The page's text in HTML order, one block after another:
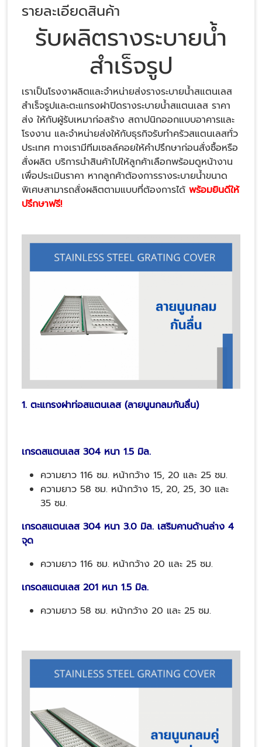
รายละเอียดสินค้า
รับผลิตรางระบายน้ำ
สำเร็จรูป
เราเป็นโรงงาผลิตและจำหน่ายส่งรางระบายน้ำสแตนเลส
สำเร็จรูปและตะแกรงฝาปิดรางระบายน้ำสแตนเลส ราคา
ส่ง ให้กับผู้รับเหมาก่อสร้าง สถาปนิกออกแบบอาคารและ
โรงงาน และจำหน่ายส่งให้กับธุรกิจรับทำครัวสแตนเลสทั่ว
ประเทศ ทางเรามีทีมเซลล์คอยให้คำปรึกษาก่อนสั่งซื้อหรือ
สั่งผลิต บริการนำสินค้าไปให้ลูกค้าเลือกพร้อมดูหน้างาน
เพื่อประเมินราคา หากลูกค้าต้องการรางระบายน้ำขนาด
พิเศษสามารถสั่งผลิตตามแบบที่ต้องการได้ พร้อมยินดีให้
ปรึกษาฟรี!
1. ตะแกรงฝาท่อสแตนเลส (ลายนูนกลมกันลื่น)
เกรดสแตนเลส 304 หนา 1.5 มิล.
ความยาว 116 ซม. หน้ากว้าง 15, 20 และ 25 ซม.
ความยาว 58 ซม. หน้ากว้าง 15, 20, 25, 30 และ
35 ซม.
เกรดสแตนเลส 304 หนา 3.0 มิล. เสริมคานด้านล่าง 4
จุด
ความยาว 116 ซม. หน้ากว้าง 20 และ 25 ซม.
เกรดสแตนเลส 201 หนา 1.5 มิล.
ความยาว 58 ซม. หน้ากว้าง 20 และ 25 ซม.